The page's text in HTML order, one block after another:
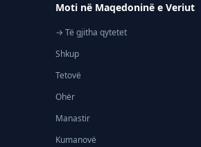
Moti në Maqedoninë e Veriut
→ Të gjitha qytetet
Shkup
Tetovë
Ohër
Manastir
Kumanovë